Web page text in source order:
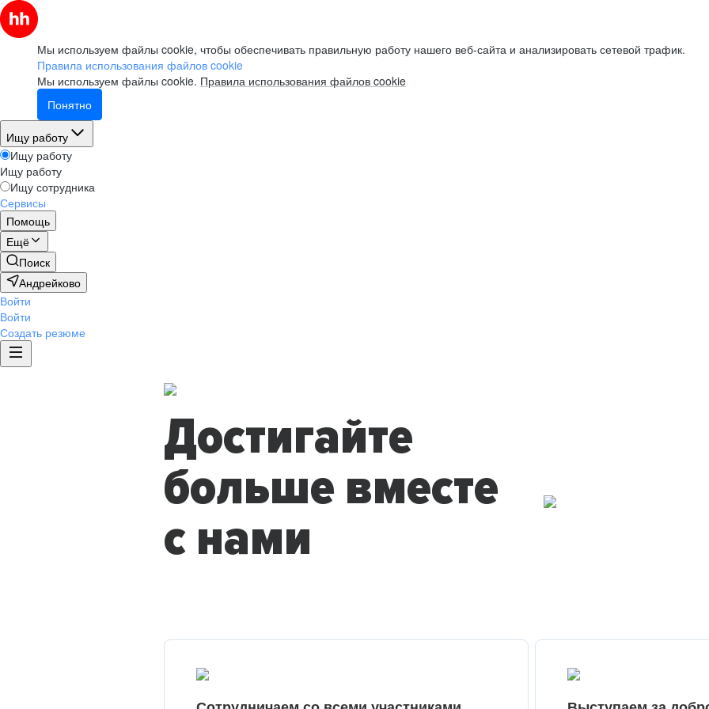
Мы используем файлы cookie, чтобы обеспечивать правильную работу нашего веб-сайта и анализировать сетевой трафик.
Правила использования файлов cookie
Мы используем файлы cookie. Правила использования файлов cookie
Понятно
Ищу работу
Ищу работу
Ищу работу
Ищу сотрудника
Сервисы
Помощь
Ещё
Поиск
Андрейково
Войти
Войти
Создать резюме
Достигайте
больше вместе
с нами